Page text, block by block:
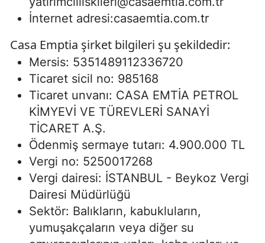
İnternet adresi:casaemtia.com.tr
Casa Emptia şirket bilgileri şu şekildedir:
Mersis: 5351489112336720
Ticaret sicil no: 985168
Ticaret unvanı: CASA EMTİA PETROL
KİMYEVİ VE TÜREVLERİ SANAYİ
TİCARET A.Ş.
Ödenmiş sermaye tutarı: 4.900.000 TL
Vergi no: 5250017268
Vergi dairesi: İSTANBUL - Beykoz Vergi
Dairesi Müdürlüğü
Sektör: Balıkların, kabukluların,
yumuşakçaların veya diğer su